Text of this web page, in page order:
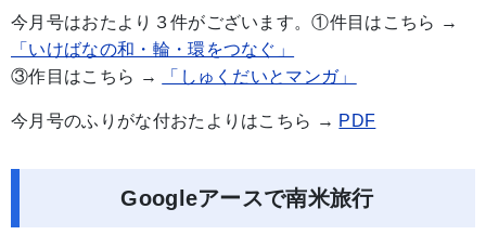
今月号はおたより３件がございます。①件目はこちら →
「いけばなの和・輪・環をつなぐ」
③作目はこちら →
「しゅくだいとマンガ」
今月号のふりがな付おたよりはこちら → PDF
Googleアースで南米旅行